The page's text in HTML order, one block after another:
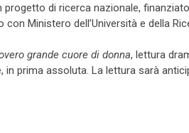
di ricerca nazionale,
con Ministero dell’Università e della
grande cuore di donna, lettura
prima assoluta. La lettura sarà